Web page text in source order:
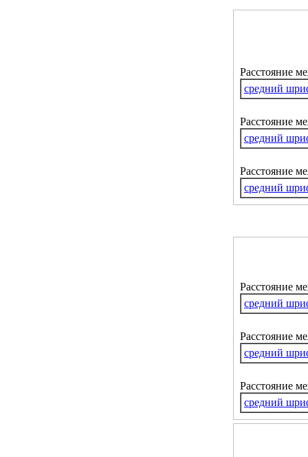
Расстояние
средний
Расстояние
средний
Расстояние
средний
Расстояние
средний
Расстояние
средний
Расстояние
средний